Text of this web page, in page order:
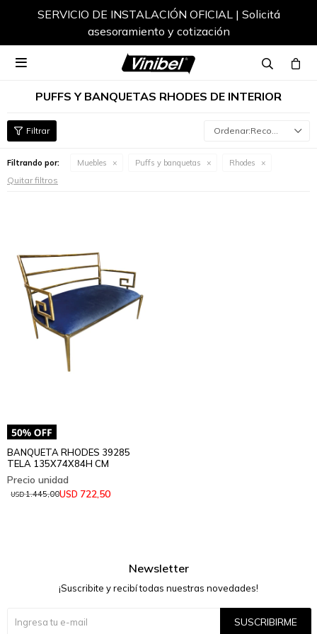
SERVICIO DE INSTALACIÓN OFICIAL | Solicitá
asesoramiento y cotización

PUFFS Y BANQUETAS RHODES DE INTERIOR
Recomendados
Filtrando por: Muebles Puffs y banquetas Rhodes
Quitar filtros
BANQUETA RHODES 39285
TELA 135X74X84H CM
USD 722,50
USD1.445,00
Newsletter
¡Suscribite y recibí todas nuestras novedades!
SUSCRIBIRME